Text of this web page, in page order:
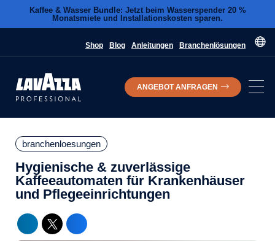
Kaffee & Wasser Bundle: Jetzt beim Wasserspender 20 %
Monatsmiete und Installationskosten sparen.
Shop Blog Anleitungen Branchenlösungen
ANGEBOT ANFRAGEN
branchenloesungen
Hygienische & zuverlässige
Kaffeeautomaten für Krankenhäuser
und Pflegeeinrichtungen